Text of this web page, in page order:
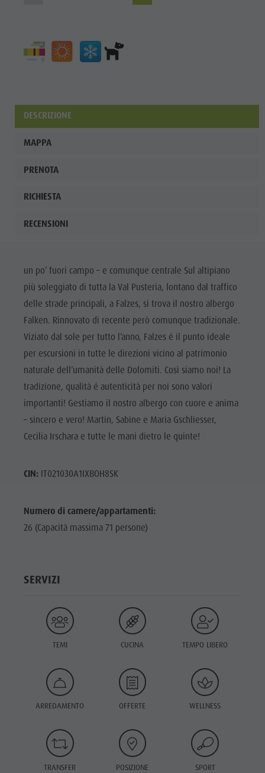
DESCRIZIONE
MAPPA
PRENOTA
RICHIESTA
RECENSIONI
un po’ fuori campo – e comunque centrale Sul altipiano
più soleggiato di tutta la Val Pusteria, lontano dal traffico
delle strade principali, a Falzes, si trova il nostro albergo
Falken. Rinnovato di recente però comunque tradizionale.
Viziato dal sole per tutto l’anno, Falzes é il punto ideale
per escursioni in tutte le direzioni vicino al patrimonio
naturale dell’umanità delle Dolomiti. Così siamo noi! La
tradizione, qualità é autenticità per noi sono valori
importanti! Gestiamo il nostro albergo con cuore e anima
– sincero e vero! Martin, Sabine e Maria Gschliesser,
Cecilia Irschara e tutte le mani dietro le quinte!
CIN:IT021030A1IXBOH8SK
Numero di camere/appartamenti:
26 (Capacità massima 71 persone)
SERVIZI
TEMI CUCINA TEMPO LIBERO
ARREDAMENTO OFFERTE WELLNESS
TRANSFER POSIZIONE SPORT